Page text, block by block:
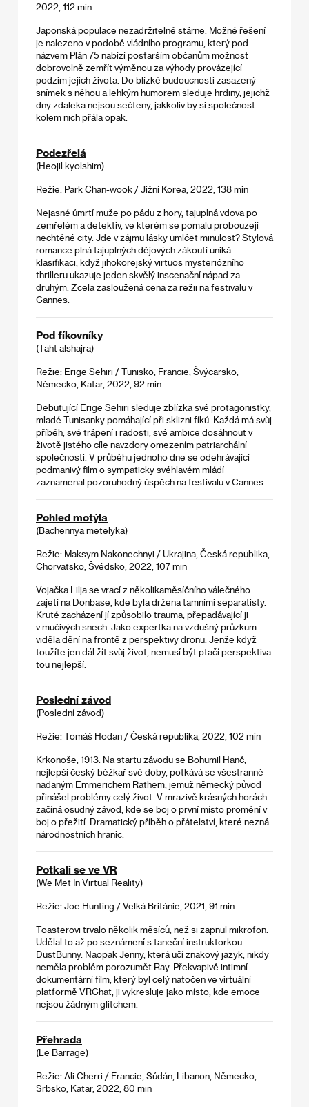
2022, 112 min
Japonská populace nezadržitelně stárne. Možné řešení
je nalezeno v podobě vládního programu, který pod
názvem Plán 75 nabízí postarším občanům možnost
dobrovolně zemřít výměnou za výhody provázející
podzim jejich života. Do blízké budoucnosti zasazený
snímek s něhou a lehkým humorem sleduje hrdiny, jejichž
dny zdaleka nejsou sečteny, jakkoliv by si společnost
kolem nich přála opak.
Podezřelá
(Heojil kyolshim)
Režie: Park Chan-wook / Jižní Korea, 2022, 138 min
Nejasné úmrtí muže po pádu z hory, tajuplná vdova po
zemřelém a detektiv, ve kterém se pomalu probouzejí
nechtěné city. Jde v zájmu lásky umlčet minulost? Stylová
romance plná tajuplných dějových zákoutí uniká
klasifikaci, když jihokorejský virtuos mysteriózního
thrilleru ukazuje jeden skvělý inscenační nápad za
druhým. Zcela zasloužená cena za režii na festivalu v
Cannes.
Pod fíkovníky
(Taht alshajra)
Režie: Erige Sehiri / Tunisko, Francie, Švýcarsko,
Německo, Katar, 2022, 92 min
Debutující Erige Sehiri sleduje zblízka své protagonistky,
mladé Tunisanky pomáhající při sklizni fíků. Každá má svůj
příběh, své trápení i radosti, své ambice dosáhnout v
životě jistého cíle navzdory omezením patriarchální
společnosti. V průběhu jednoho dne se odehrávající
podmanivý film o sympaticky svéhlavém mládí
zaznamenal pozoruhodný úspěch na festivalu v Cannes.
Pohled motýla
(Bachennya metelyka)
Režie: Maksym Nakonechnyi / Ukrajina, Česká republika,
Chorvatsko, Švédsko, 2022, 107 min
Vojačka Lilja se vrací z několikaměsíčního válečného
zajetí na Donbase, kde byla držena tamními separatisty.
Kruté zacházení jí způsobilo trauma, přepadávající ji
v mučivých snech. Jako expertka na vzdušný průzkum
viděla dění na frontě z perspektivy dronu. Jenže když
toužíte jen dál žít svůj život, nemusí být ptačí perspektiva
tou nejlepší.
Poslední závod
(Poslední závod)
Režie: Tomáš Hodan / Česká republika, 2022, 102 min
Krkonoše, 1913. Na startu závodu se Bohumil Hanč,
nejlepší český běžkař své doby, potkává se všestranně
nadaným Emmerichem Rathem, jemuž německý původ
přinášel problémy celý život. V mrazivě krásných horách
začíná osudný závod, kde se boj o první místo promění v
boj o přežití. Dramatický příběh o přátelství, které nezná
národnostních hranic.
Potkali se ve VR
(We Met In Virtual Reality)
Režie: Joe Hunting / Velká Británie, 2021, 91 min
Toasterovi trvalo několik měsíců, než si zapnul mikrofon.
Udělal to až po seznámení s taneční instruktorkou
DustBunny. Naopak Jenny, která učí znakový jazyk, nikdy
neměla problém porozumět Ray. Překvapivě intimní
dokumentární film, který byl celý natočen ve virtuální
platformě VRChat, ji vykresluje jako místo, kde emoce
nejsou žádným glitchem.
Přehrada
(Le Barrage)
Režie: Ali Cherri / Francie, Súdán, Libanon, Německo,
Srbsko, Katar, 2022, 80 min